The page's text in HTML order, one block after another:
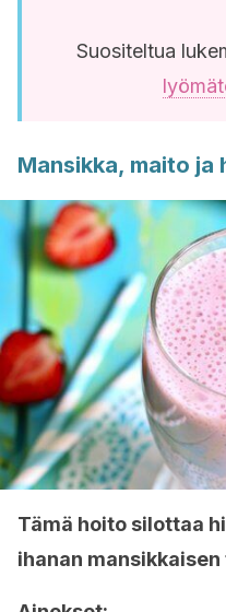
Suositeltua
Mansikka, maito ja
Tämä hoito silottaa
ihanan mansikkaisen